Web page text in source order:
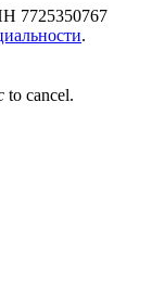
7725350767
.
to cancel.